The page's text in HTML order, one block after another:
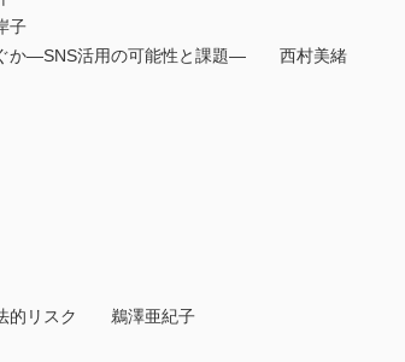
子
ぐか―SNS活用の可能性と課題― 西村美緒
法的リスク 鵜澤亜紀子